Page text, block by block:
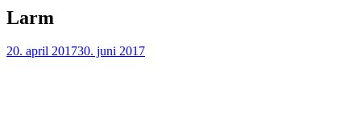
content
Larm
20. april 201730. juni 2017